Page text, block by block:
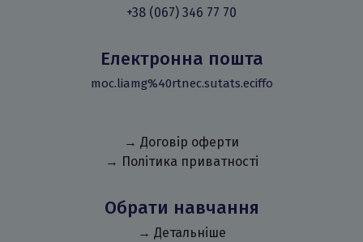
+38 (067) 346 77 70
Електронна пошта
moc.liamg%40rtnec.sutats.eciffo
→ Договір оферти
→ Політика приватності
Обрати навчання
→ Детальніше